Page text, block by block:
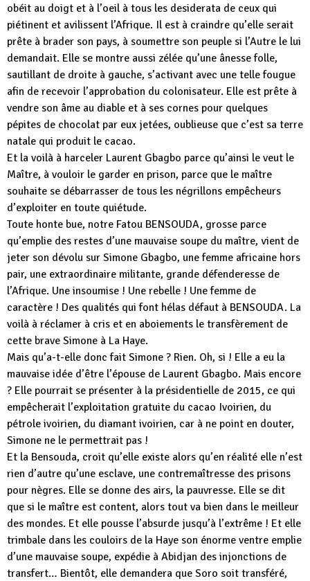
obéit au doigt et à l’oeil à tous les desiderata de ceux qui
piétinent et avilissent l’Afrique. Il est à craindre qu’elle serait
prête à brader son pays, à soumettre son peuple si l’Autre le lui
demandait. Elle se montre aussi zélée qu’une ânesse folle,
sautillant de droite à gauche, s’activant avec une telle fougue
afin de recevoir l’approbation du colonisateur. Elle est prête à
vendre son âme au diable et à ses cornes pour quelques
pépites de chocolat par eux jetées, oublieuse que c’est sa terre
natale qui produit le cacao.
Et la voilà à harceler Laurent Gbagbo parce qu’ainsi le veut le
Maître, à vouloir le garder en prison, parce que le maître
souhaite se débarrasser de tous les négrillons empêcheurs
d’exploiter en toute quiétude.
Toute honte bue, notre Fatou BENSOUDA, grosse parce
qu’emplie des restes d’une mauvaise soupe du maître, vient de
jeter son dévolu sur Simone Gbagbo, une femme africaine hors
pair, une extraordinaire militante, grande défenderesse de
l’Afrique. Une insoumise ! Une rebelle ! Une femme de
caractère ! Des qualités qui font hélas défaut à BENSOUDA. La
voilà à réclamer à cris et en aboiements le transfèrement de
cette brave Simone à La Haye.
Mais qu’a-t-elle donc fait Simone ? Rien. Oh, si ! Elle a eu la
mauvaise idée d’être l’épouse de Laurent Gbagbo. Mais encore
? Elle pourrait se présenter à la présidentielle de 2015, ce qui
empêcherait l’exploitation gratuite du cacao Ivoirien, du
pétrole ivoirien, du diamant ivoirien, car à ne point en douter,
Simone ne le permettrait pas !
Et la Bensouda, croit qu’elle existe alors qu’en réalité elle n’est
rien d’autre qu’une esclave, une contremaîtresse des prisons
pour nègres. Elle se donne des airs, la pauvresse. Elle se dit
que si le maître est content, alors tout va bien dans le meilleur
des mondes. Et elle pousse l’absurde jusqu’à l’extrême ! Et elle
trimbale dans les couloirs de la Haye son énorme ventre emplie
d’une mauvaise soupe, expédie à Abidjan des injonctions de
transfert… Bientôt, elle demandera que Soro soit transféré,